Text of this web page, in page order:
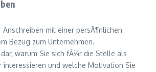
Anschreiben mit einer persÃ¶nlichen
Bezug zum Unternehmen.
warum Sie sich fÃ¼r die Stelle als
interessieren und welche Motivation Sie